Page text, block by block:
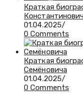
Краткая
01.04.2025/
0 Comments
Краткая
Семёновича
01.04.2025/
0 Comments